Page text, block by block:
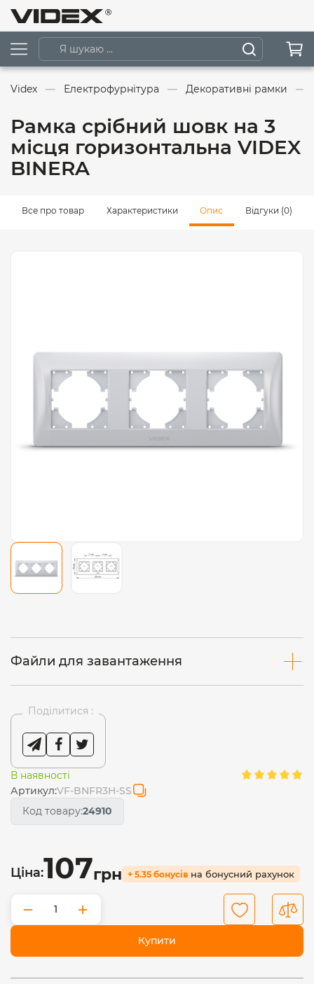
Videx Електрофурнітура Декоративні рамки
Рамка срібний шовк на 3
місця горизонтальна VIDEX
BINERA
Все про товар Характеристики Опис Відгуки (0)
Файли для завантаження
Поділитися :
В наявності
Артикул:VF-BNFR3H-SS
Код товару:24910
Ціна:107грн + 5.35 бонусів на бонусний рахунок
− +
Купити